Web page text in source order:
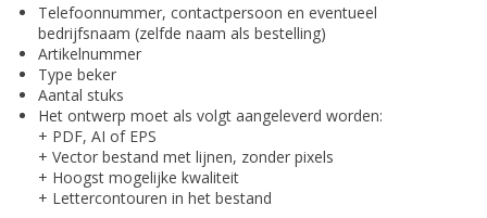
Telefoonnummer, contactpersoon en eventueel
bedrijfsnaam (zelfde naam als bestelling)
Artikelnummer
Type beker
Aantal stuks
Het ontwerp moet als volgt aangeleverd worden:
+ PDF, AI of EPS
+ Vector bestand met lijnen, zonder pixels
+ Hoogst mogelijke kwaliteit
+ Lettercontouren in het bestand